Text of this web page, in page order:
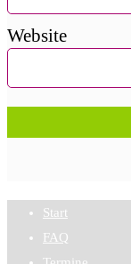
Website
Start
FAQ